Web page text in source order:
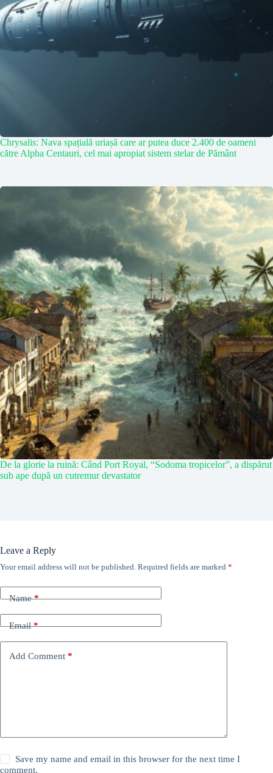
Chrysalis: Nava spațială uriașă care ar putea duce 2.400 de oameni
către Alpha Centauri, cel mai apropiat sistem stelar de Pământ
De la glorie la ruină: Când Port Royal, “Sodoma tropicelor”, a dispărut
sub ape după un cutremur devastator
Leave a Reply
Your email address will not be published. Required fields are marked *
Name*
Email*
Add Comment *
Save my name and email in this browser for the next time I
comment.